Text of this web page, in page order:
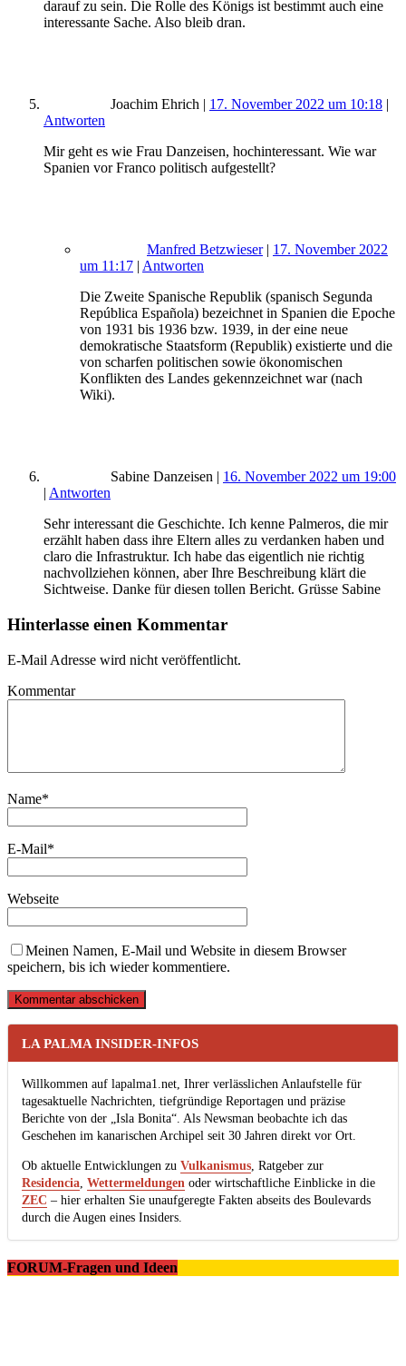
darauf zu sein. Die Rolle des Königs ist bestimmt auch eine
interessante Sache. Also bleib dran.
Joachim Ehrich | 17. November 2022 um 10:18 |
Antworten
Mir geht es wie Frau Danzeisen, hochinteressant. Wie war
Spanien vor Franco politisch aufgestellt?
Manfred Betzwieser| 17. November 2022
um 11:17 | Antworten
Die Zweite Spanische Republik (spanisch Segunda
República Española) bezeichnet in Spanien die Epoche
von 1931 bis 1936 bzw. 1939, in der eine neue
demokratische Staatsform (Republik) existierte und die
von scharfen politischen sowie ökonomischen
Konflikten des Landes gekennzeichnet war (nach
Wiki).
Sabine Danzeisen | 16. November 2022 um 19:00
| Antworten
Sehr interessant die Geschichte. Ich kenne Palmeros, die mir
erzählt haben dass ihre Eltern alles zu verdanken haben und
claro die Infrastruktur. Ich habe das eigentlich nie richtig
nachvollziehen können, aber Ihre Beschreibung klärt die
Sichtweise. Danke für diesen tollen Bericht. Grüsse Sabine
Hinterlasse einen Kommentar
E-Mail Adresse wird nicht veröffentlicht.
Kommentar
Name*
E-Mail*
Webseite
Meinen Namen, E-Mail und Website in diesem Browser
speichern, bis ich wieder kommentiere.
LA PALMA INSIDER-INFOS
Willkommen auf lapalma1.net, Ihrer verlässlichen Anlaufstelle für
tagesaktuelle Nachrichten, tiefgründige Reportagen und präzise
Berichte von der „Isla Bonita“. Als Newsman beobachte ich das
Geschehen im kanarischen Archipel seit 30 Jahren direkt vor Ort.
Ob aktuelle Entwicklungen zu Vulkanismus , Ratgeber zur
Residencia Wettermeldungen oder wirtschaftliche Einblicke in die
ZEC – hier erhalten Sie unaufgeregte Fakten abseits des Boulevards
durch die Augen eines Insiders.
FORUM-Fragen und Ideen